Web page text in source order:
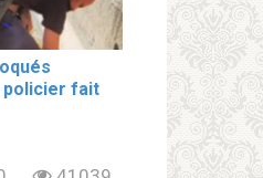
policier fait